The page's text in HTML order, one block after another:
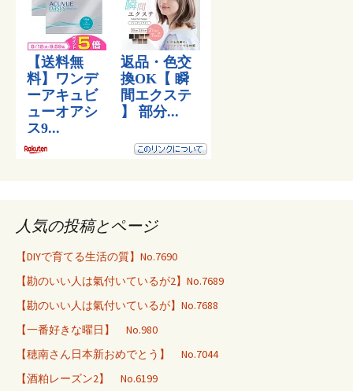
人気の投稿とページ
【DIYで育てる生活の質】No.7690
【勘のいい人は氣付いているが2】No.7689
【勘のいい人は氣付いているが】No.7688
【一番好きな曜日】 No.980
【穂南さん日本新おめでとう】 No.7044
【酒粕レーズン2】 No.6199